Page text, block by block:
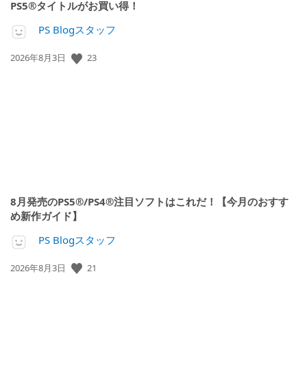
PS5®タイトルがお買い得！
PS Blogスタッフ
公
2026年8月3日 23
8月発売のPS5®/PS4®注目ソフトはこれだ！【今月のおすす
め新作ガイド】
PS Blogスタッフ
公
2026年8月3日 21